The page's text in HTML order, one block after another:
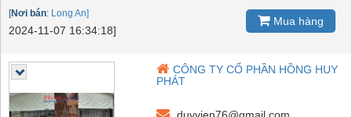
[Nơi bán: Long An]
2024-11-07 16:34:18]
Mua hàng
CÔNG TY CỔ PHẦN HỒNG HUY
PHÁT